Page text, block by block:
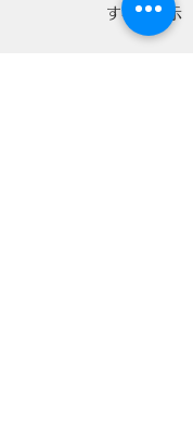
すべて表示